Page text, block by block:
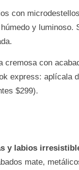
con
y luminoso.
con
express: aplícala
$299).
y labios
mate,